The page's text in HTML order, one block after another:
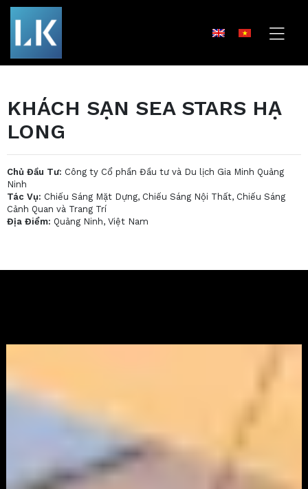
KHÁCH SẠN SEA STARS HẠ
LONG
Chủ Đầu Tư: Công ty Cổ phần Đầu tư và Du lịch Gia Minh Quảng
Ninh
Tác Vụ: Chiếu Sáng Mặt Dựng, Chiếu Sáng Nội Thất, Chiếu Sáng
Cảnh Quan và Trang Trí
Địa Điểm: Quảng Ninh, Việt Nam